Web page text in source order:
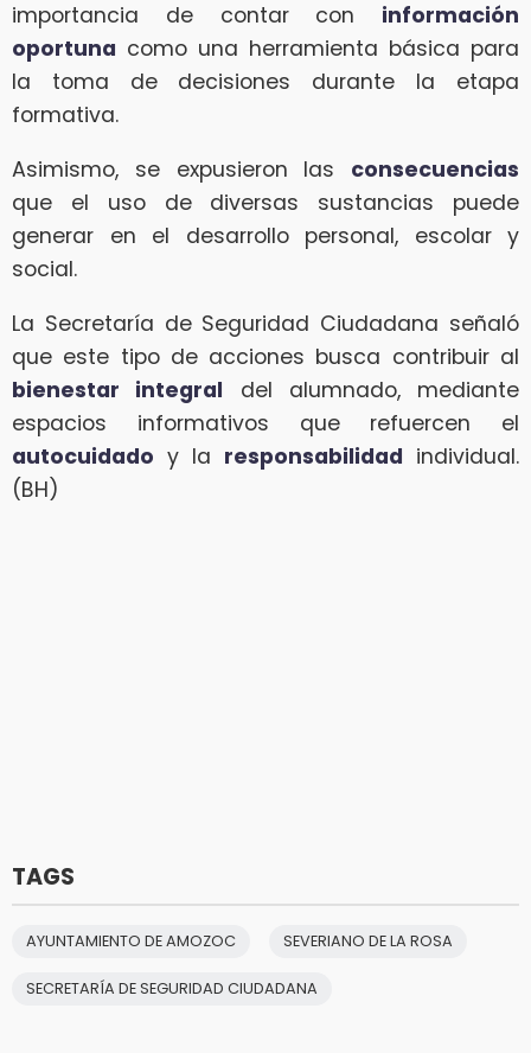
importancia de contar con información
oportuna como una herramienta básica para
la toma de decisiones durante la etapa
formativa.
Asimismo, se expusieron las consecuencias
que el uso de diversas sustancias puede
generar en el desarrollo personal, escolar y
social.
La Secretaría de Seguridad Ciudadana señaló
que este tipo de acciones busca contribuir al
bienestar integral del alumnado, mediante
espacios informativos que refuercen el
autocuidado y la responsabilidad individual.
(BH)
TAGS
AYUNTAMIENTO DE AMOZOC SEVERIANO DE LA ROSA
SECRETARÍA DE SEGURIDAD CIUDADANA